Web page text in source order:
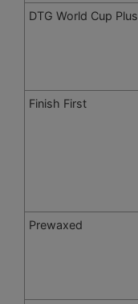
DTG World Cup Plus
Finish First
Prewaxed